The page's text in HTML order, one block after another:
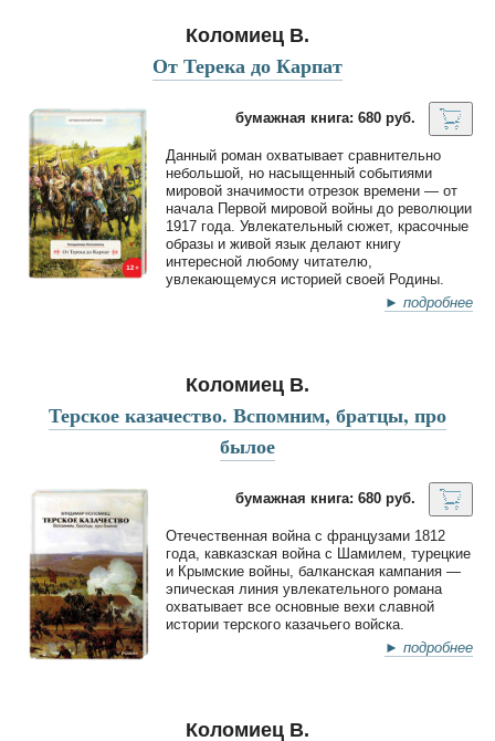
Коломиец В.
От Терека до Карпат
бумажная книга: 680 руб.
Данный роман охватывает сравнительно
небольшой, но насыщенный событиями
мировой значимости отрезок времени — от
начала Первой мировой войны до революции
1917 года. Увлекательный сюжет, красочные
образы и живой язык делают книгу
интересной любому читателю,
увлекающемуся историей своей Родины.
► подробнее
Коломиец В.
Терское казачество. Вспомним, братцы, про
былое
бумажная книга: 680 руб.
Отечественная война с французами 1812
года, кавказская война с Шамилем, турецкие
и Крымские войны, балканская кампания —
эпическая линия увлекательного романа
охватывает все основные вехи славной
истории терского казачьего войска.
► подробнее
Коломиец В.